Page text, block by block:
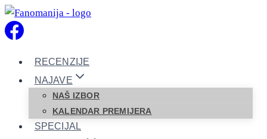
Skip
to
RECENZIJE
NAJAVE
NAŠ IZBOR
KALENDAR PREMIJERA
SPECIJAL